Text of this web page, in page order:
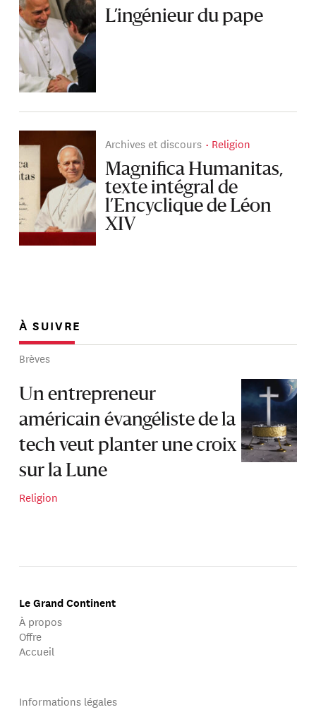
L’ingénieur du pape
Archives et discours Religion
Magnifica Humanitas,
texte intégral de
l’Encyclique de Léon
XIV
À SUIVRE
Brèves
Un entrepreneur
américain évangéliste de la
tech veut planter une croix
sur la Lune
Religion
Le Grand Continent
À propos
Offre
Accueil
Informations légales